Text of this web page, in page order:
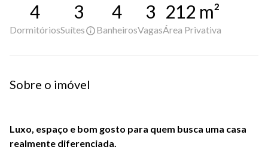
4
Dormitórios
3
Suítes
4
Banheiros
3
Vagas
212 m²
Área Privativa
Sobre o imóvel
Luxo, espaço e bom gosto para quem busca uma casa
realmente diferenciada.